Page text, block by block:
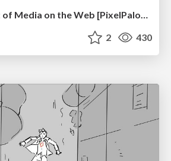
The Hidden Cost of Media on the Web [PixelPalooza 2025]
2 430